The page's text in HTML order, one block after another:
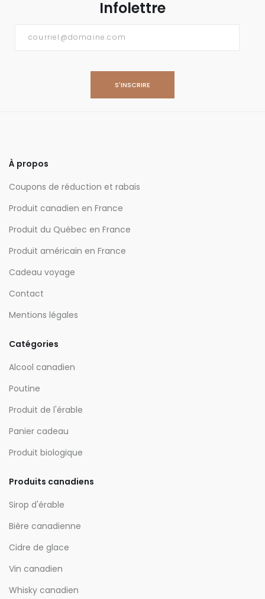
Infolettre
À propos
Coupons de réduction et rabais
Produit canadien en France
Produit du Québec en France
Produit américain en France
Cadeau voyage
Contact
Mentions légales
Catégories
Alcool canadien
Poutine
Produit de l'érable
Panier cadeau
Produit biologique
Produits canadiens
Sirop d'érable
Bière canadienne
Cidre de glace
Vin canadien
Whisky canadien